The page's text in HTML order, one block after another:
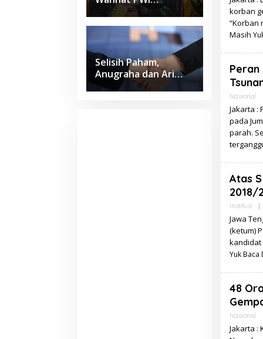
Lampung Jadi Lulusan
Terbaik Kedokteran
Unila dengan IPK 4
Selisih Paham,
Anugraha dan Ari
Wahyu Sepakat Pilih
korban
“Korban
Masih
Nasional
Jakarta :
pada
parah.
Atas
2018/
Institusi |
Jawa
(ketum)
kandidat
Yuk Baca
48
Nasional
Jakarta :